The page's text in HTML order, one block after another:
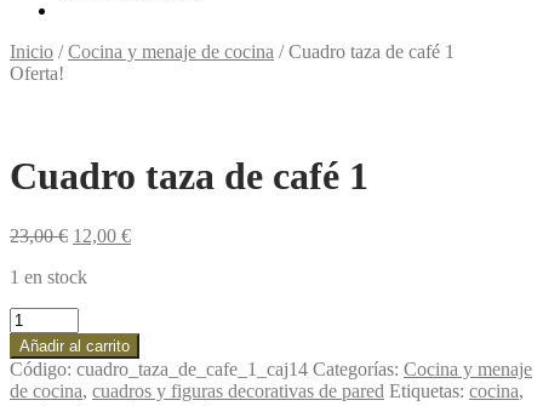
Inicio /Cocina y menaje de cocina /Cuadro taza de café 1
Oferta!
Cuadro taza de café 1
23,00€ 12,00 €
1 en stock
Cuadro
taza
de
café
Añadir al carrito
Código: cuadro_taza_de_cafe_1_caj14 Categorías: Cocina y menaje
de cocina, cuadros y figuras decorativas de pared Etiquetas: cocina,